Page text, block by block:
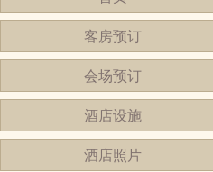
客房预订
会场预订
酒店设施
酒店照片